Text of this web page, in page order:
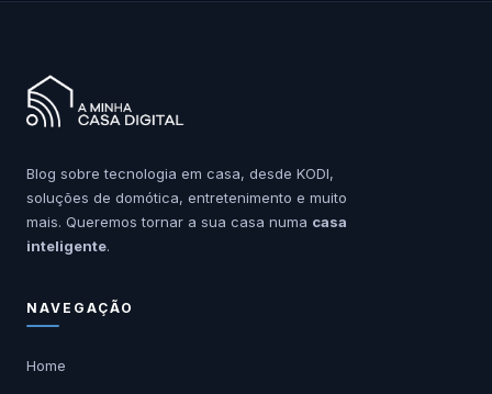
Blog sobre tecnologia em casa, desde KODI,
soluções de domótica, entretenimento e muito
mais. Queremos tornar a sua casa numa casa
inteligente.
NAVEGAÇÃO
Home